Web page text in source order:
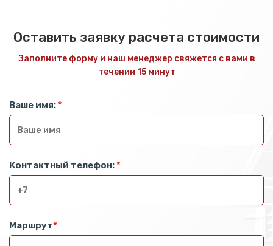
Оставить заявку расчета стоимости
Заполните форму и наш менеджер свяжется с вами в
течении 15 минут
Ваше имя:*
Контактный телефон:*
Маршрут*